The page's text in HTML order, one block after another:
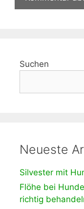
Suchen
Neueste
Silvester mit
Flöhe bei
richtig